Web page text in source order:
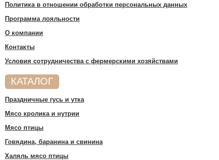
Политика в отношении обработки персональных данных
Программа лояльности
О компании
Контакты
Условия сотрудничества c фермерскими хозяйствами
КАТАЛОГ
Праздничные гусь и утка
Мясо кролика и нутрии
Мясо птицы
Говядина, баранина и свинина
Халяль мясо птицы